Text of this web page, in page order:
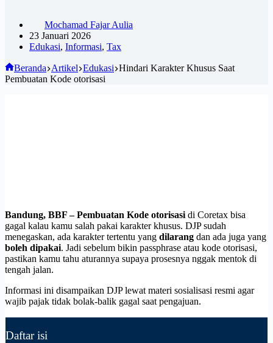
Mochamad Fajar Aulia
23 Januari 2026
Edukasi, Informasi, Tax
Beranda Artikel Edukasi Hindari Karakter Khusus Saat
Pembuatan Kode otorisasi
Bandung, BBF –Pembuatan Kode otorisasi di Coretax bisa
gagal kalau kamu salah pakai karakter khusus. DJP sudah
menegaskan, ada karakter tertentu yang dilarang dan ada juga yang
boleh dipakai. Jadi sebelum bikin passphrase atau kode otorisasi,
pastikan kamu tahu aturannya supaya prosesnya nggak mentok di
tengah jalan.
Informasi ini disampaikan DJP lewat materi sosialisasi resmi agar
wajib pajak tidak bolak-balik gagal saat pengajuan.
Daftar isi